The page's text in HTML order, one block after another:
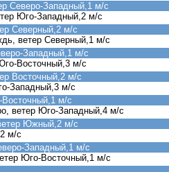
Северо-Западный,1 м/с
Юго-Западный,2 м/с
Северный,2 м/с
ветер Северный,1 м/с
Западный,1 м/с
Восточный,3 м/с
Восточный,2 м/с
Западный,3 м/с
Восточный,1 м/с
ветер Юго-Западный,4 м/с
Южный,2 м/с
м/с
Западный,1 м/с
Юго-Восточный,1 м/с